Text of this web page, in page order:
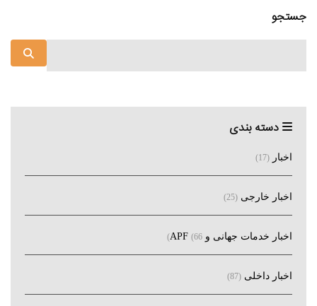
جستجو
دسته بندی
اخبار (17)
اخبار خارجی (25)
اخبار خدمات جهانی و APF (66)
اخبار داخلی (87)